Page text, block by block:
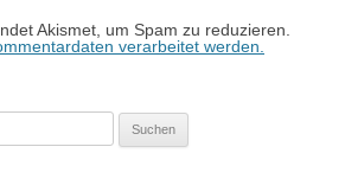
Akismet, um Spam zu reduzieren.
verarbeitet werden.